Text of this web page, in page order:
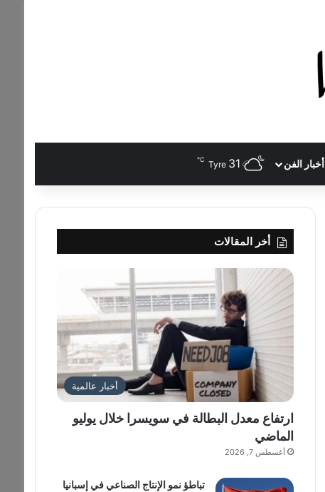
أخبار الفن Tyre 31
℃
أخر المقالات
أخبار عالمية
ارتفاع معدل البطالة في سويسرا خلال يوليو
الماضي
أغسطس 7, 2026
تباطؤ نمو الإنتاج الصناعي في إسبانيا